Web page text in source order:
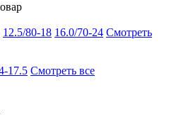
12.5/80-18 16.0/70-24 Смотреть
17.5 Смотреть все